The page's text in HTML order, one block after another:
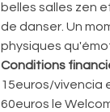
belles salles zen
de danser. Un
physiques
Conditions
15euros/vivencia
60euros le